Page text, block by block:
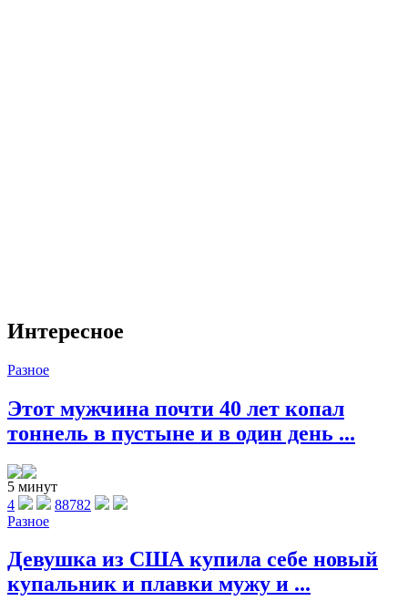
Интересное
Разное
Этот мужчина почти 40 лет копал
тоннель в пустыне и в один день ...
5 минут
4
88782
Разное
Девушка из США купила себе новый
купальник и плавки мужу и ...